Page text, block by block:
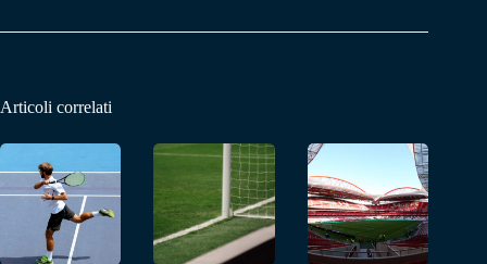
Articoli correlati